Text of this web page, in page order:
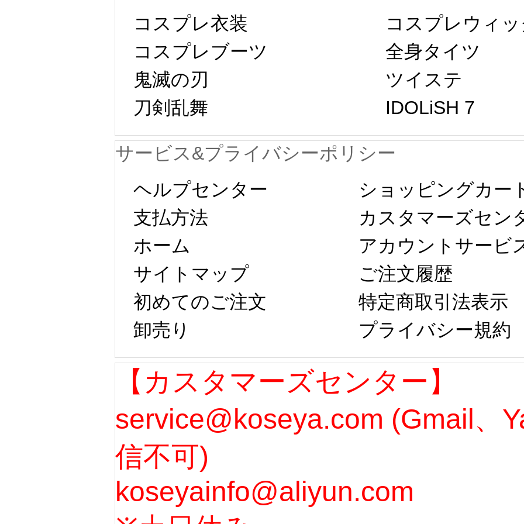
コスプレ衣装
コスプレウィ
コスプレブーツ
全身タイツ
鬼滅の刃
ツイステ
刀剣乱舞
IDOLiSH 7
サービス&プライバシーポリシー
ヘルプセンター
ショッピングカー
支払方法
カスタマーズセン
ホーム
アカウントサービ
サイトマップ
ご注文履歴
初めてのご注文
特定商取引法表示
卸売り
プライバシー規約
【カスタマーズセンター】
service@koseya.com (Gmail、
信不可)
koseyainfo@aliyun.com